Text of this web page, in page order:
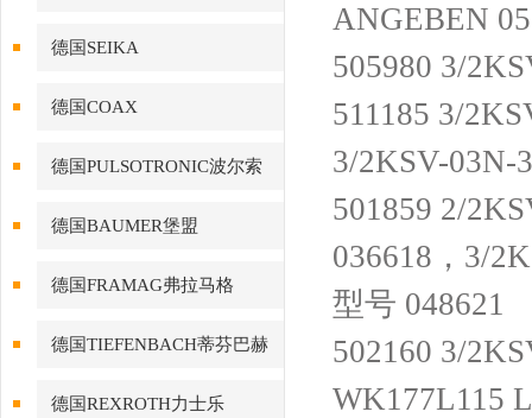
德国SEIKA
德国COAX
德国PULSOTRONIC波尔索
德国BAUMER堡盟
德国FRAMAG弗拉马格
德国TIEFENBACH蒂芬巴赫
德国REXROTH力士乐
ANGEBEN
505980 3/
511185 3/
3/2KSV-03N-
501859 2/
036618，3/
型号 048621
502160 3/
WK177L115